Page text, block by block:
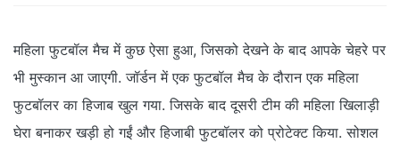
महिला फुटबॉल मैच में कुछ ऐसा हुआ, जिसको देखने के बाद आपके चेहरे पर
भी मुस्कान आ जाएगी. जॉर्डन में एक फुटबॉल मैच के दौरान एक महिला
फुटबॉलर का हिजाब खुल गया. जिसके बाद दूसरी टीम की महिला खिलाड़ी
घेरा बनाकर खड़ी हो गईं और हिजाबी फुटबॉलर को प्रोटेक्ट किया. सोशल